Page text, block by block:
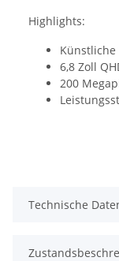
Highlights:
Künstliche
6,8 Zoll
200
Technische